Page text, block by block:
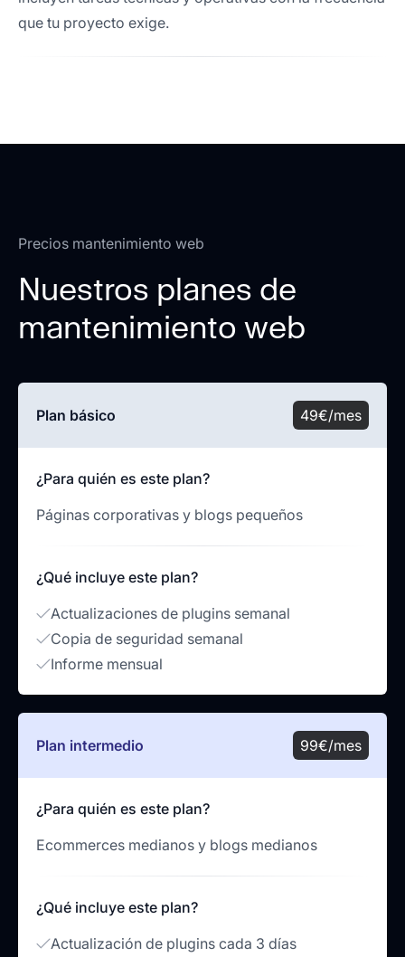
que tu proyecto exige.
Precios mantenimiento web
Nuestros planes de
mantenimiento web
Plan básico 49€/mes
¿Para quién es este plan?
Páginas corporativas y blogs pequeños
¿Qué incluye este plan?
Actualizaciones de plugins semanal
Copia de seguridad semanal
Informe mensual
Plan intermedio 99€/mes
¿Para quién es este plan?
Ecommerces medianos y blogs medianos
¿Qué incluye este plan?
Actualización de plugins cada 3 días